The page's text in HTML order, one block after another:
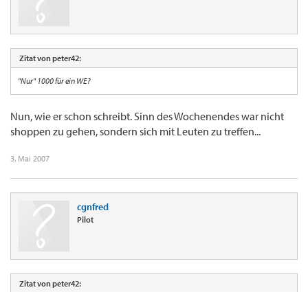
Zitat von peter42:
"Nur" 1000 für ein WE?
Nun, wie er schon schreibt. Sinn des Wochenendes war nicht
shoppen zu gehen, sondern sich mit Leuten zu treffen...
3. Mai 2007
cgnfred
Pilot
Zitat von peter42: